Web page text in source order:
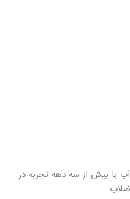
با بيش از سه دهه تجربه در